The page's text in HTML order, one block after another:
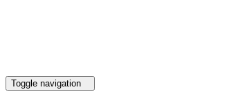
Toggle navigation